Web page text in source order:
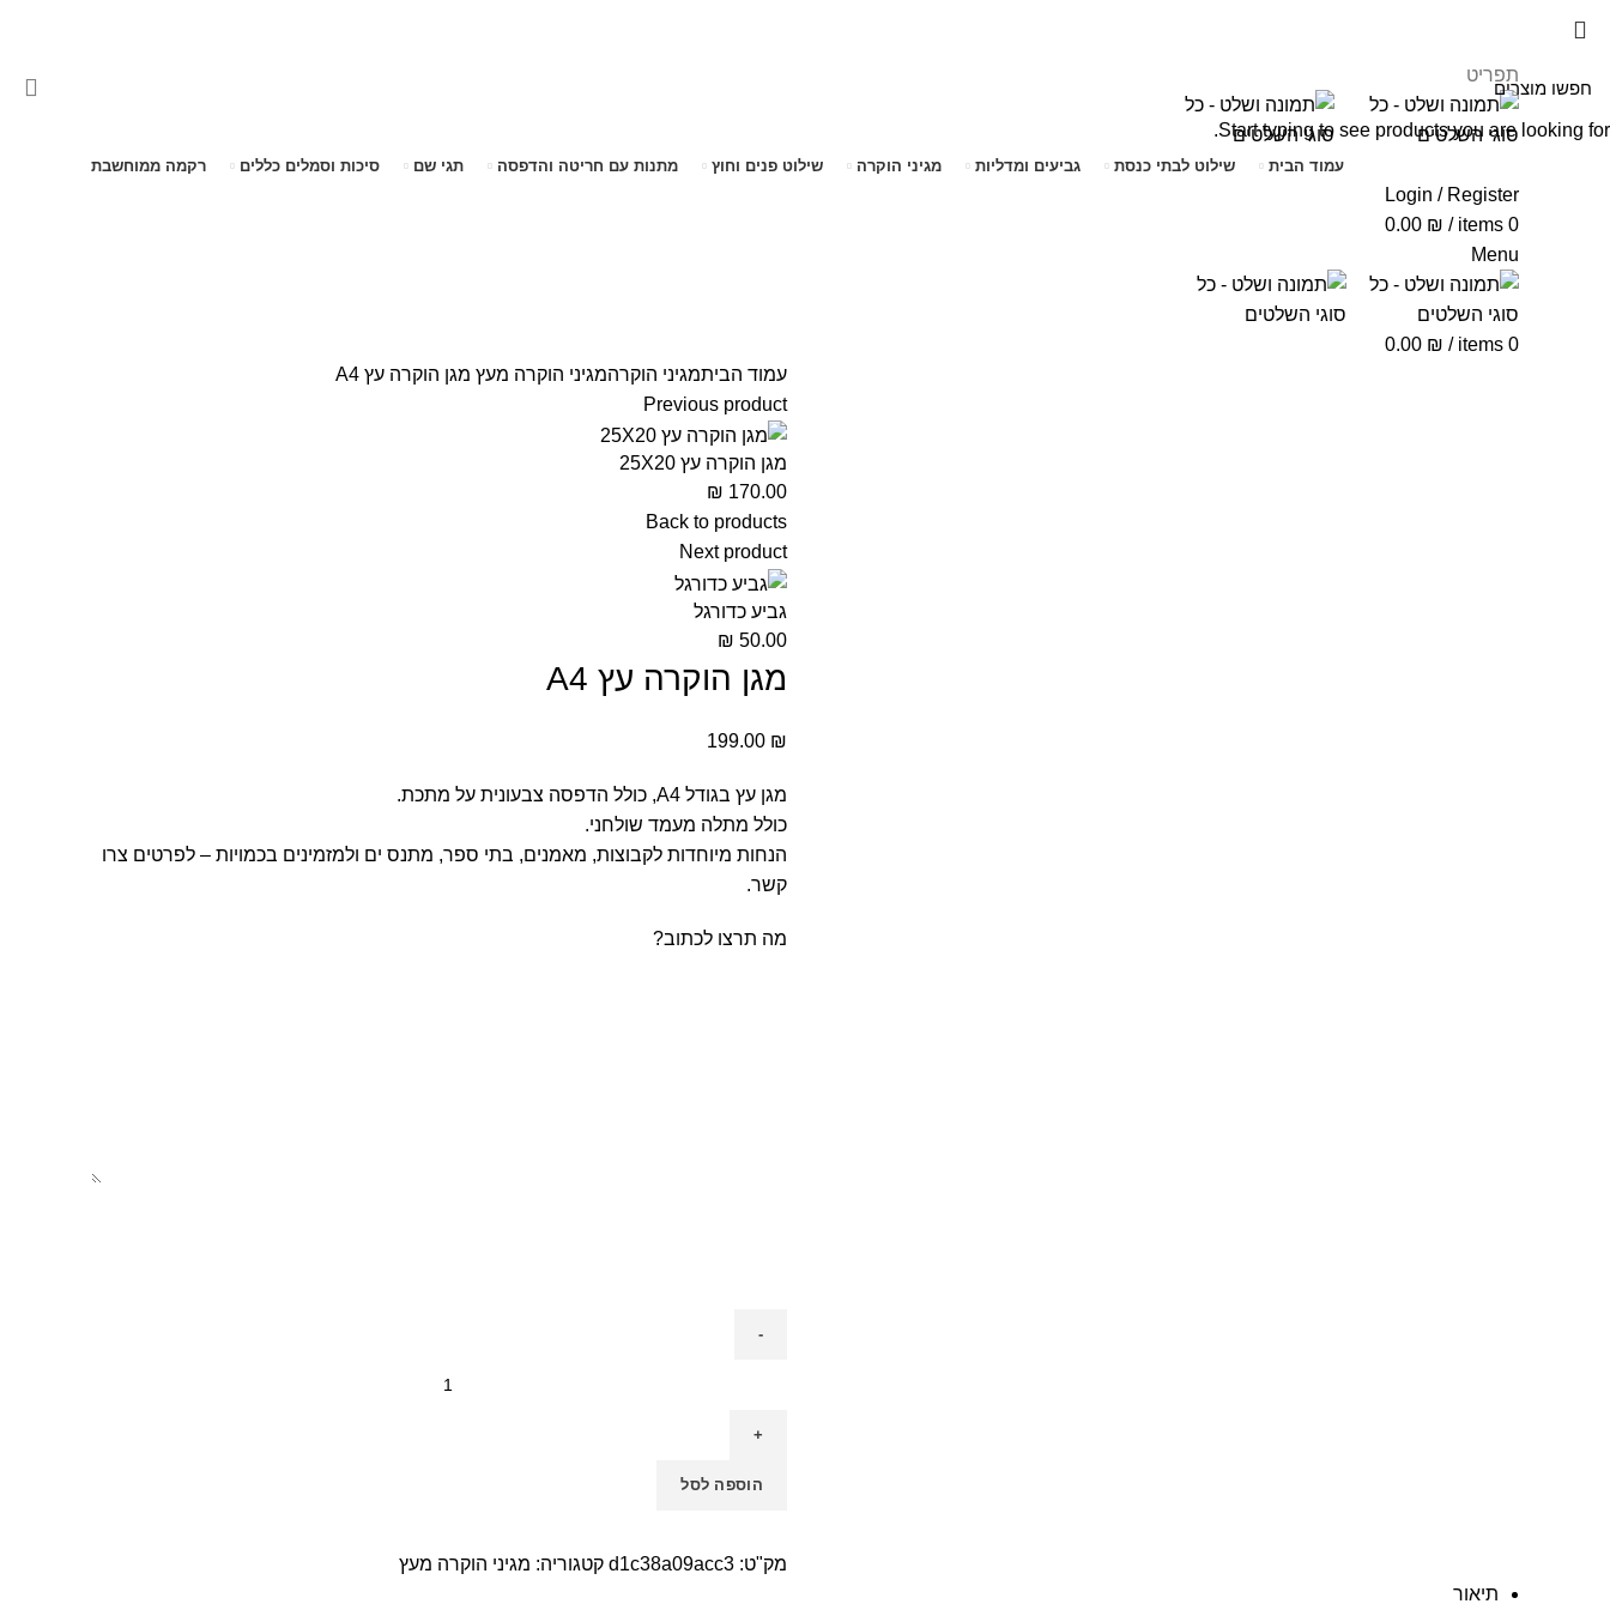
תפריט
עמוד הבית שילוט לבתי כנסת גביעים ומדליות מגיני הוקרה שילוט פנים וחוץ מתנות עם חריטה והדפסה תגי שם סיכות וסמלים כללים רקמה ממוחשבת
Login / Register
0
items
/
0.00 ₪
Menu
0
items
/
0.00 ₪
עמוד הביתמגיני הוקרהמגיני הוקרה מעץ מגן הוקרה עץ A4
Previous product
מגן הוקרה עץ 25X20
170.00
₪
Back to products
Next product
גביע כדורגל
50.00
₪
מגן הוקרה עץ A4
199.00 ₪
מגן עץ בגודל A4, כולל הדפסה צבעונית על מתכת.
כולל מתלה מעמד שולחני.
הנחות מיוחדות לקבוצות, מאמנים, בתי ספר, מתנס ים ולמזמינים בכמויות – לפרטים צרו
קשר.
מה תרצו לכתוב?
הוספה לסל
מק"ט: d1c38a09acc3 קטגוריה: מגיני הוקרה מעץ
תיאור
Start typing to see products you are looking for.